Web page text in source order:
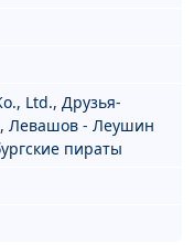
Ltd., Друзья-
, Левашов - Леушин
пираты